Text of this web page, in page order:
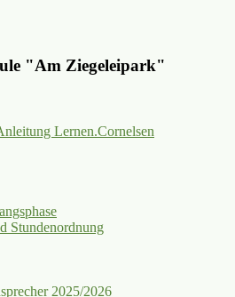
"Am Ziegeleipark"
Lernen.Cornelsen
Stundenordnung
2025/2026